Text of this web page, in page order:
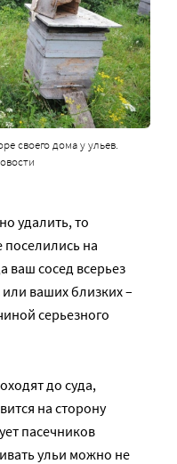
своего дома у ульев.
удалить, то
поселились на
ваш сосед всерьез
или ваших близких –
серьезного
до суда,
на сторону
пасечников
ульи можно не